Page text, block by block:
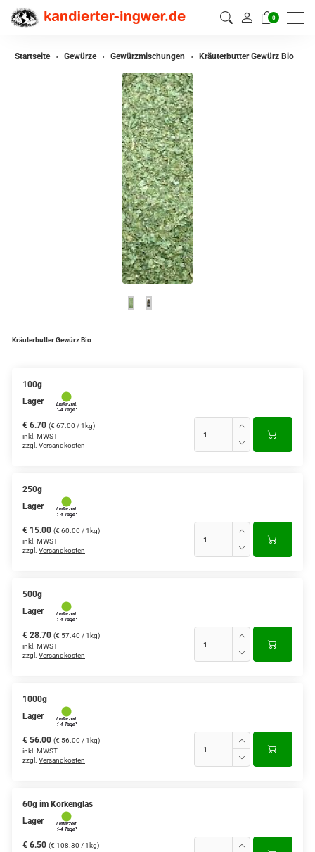
0
zurück
Startseite Gewürze Gewürzmischungen Kräuterbutter Gewürz Bio
Kräuterbutter Gewürz Bio
100g
Lager
€ 6.70 (€ 67.00 / 1kg)
inkl. MWST
zzgl. Versandkosten
250g
Lager
€ 15.00 (€ 60.00 / 1kg)
inkl. MWST
zzgl. Versandkosten
500g
Lager
€ 28.70 (€ 57.40 / 1kg)
inkl. MWST
zzgl. Versandkosten
1000g
Lager
€ 56.00 (€ 56.00 / 1kg)
inkl. MWST
zzgl. Versandkosten
60g im Korkenglas
Lager
€ 6.50 (€ 108.30 / 1kg)